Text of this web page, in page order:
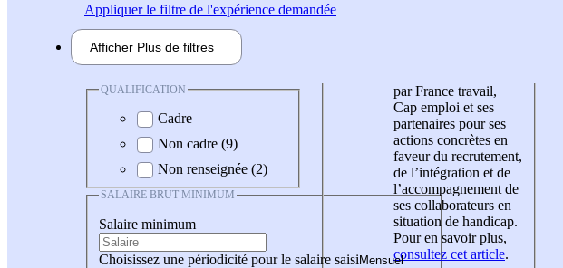
Appliquerle filtre de l'expérience demandée
Afficher Plus de filtres
QUALIFICATION
Cadre
Non cadre (9)
Non renseignée (2)
SALAIRE BRUT MINIMUM
Salaire minimum
Choisissez une périodicité pour le salaire saisi
par France travail,
Cap emploi et ses
partenaires pour ses
actions concrètes en
faveur du recrutement,
de l’intégration et de
l’accompagnement de
ses collaborateurs en
situation de handicap.
Pour en savoir plus,
consultez cet article.